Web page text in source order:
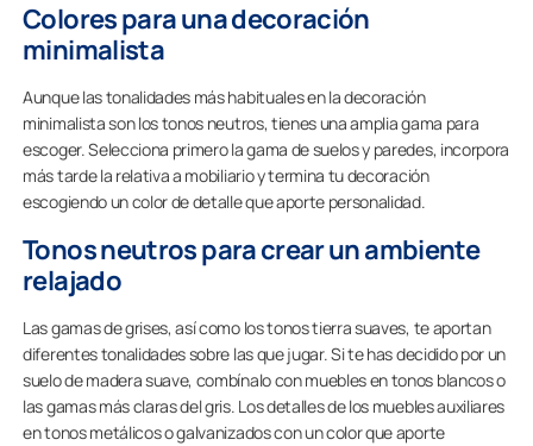
Colores para una decoración
minimalista
Aunque las tonalidades más habituales en la decoración
minimalista son los tonos neutros, tienes una amplia gama para
escoger. Selecciona primero la gama de suelos y paredes, incorpora
más tarde la relativa a mobiliario y termina tu decoración
escogiendo un color de detalle que aporte personalidad.
Tonos neutros para crear un ambiente
relajado
Las gamas de grises, así como los tonos tierra suaves, te aportan
diferentes tonalidades sobre las que jugar. Si te has decidido por un
suelo de madera suave, combínalo con muebles en tonos blancos o
las gamas más claras del gris. Los detalles de los muebles auxiliares
en tonos metálicos o galvanizados con un color que aporte